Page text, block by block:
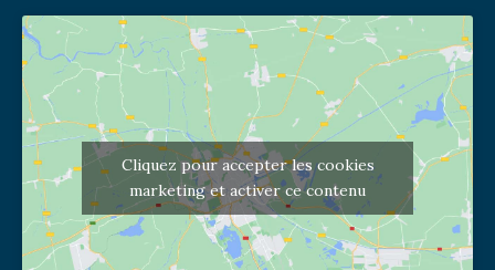
Cliquez pour accepter les cookies
marketing et activer ce contenu